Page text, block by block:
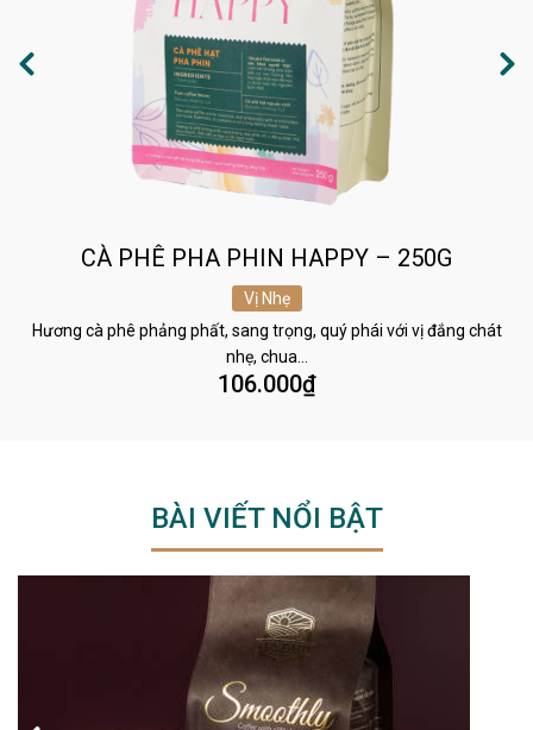
CÀ PHÊ PHA PHIN HAPPY – 250G
Vị Nhẹ
Hương cà phê phảng phất, sang trọng, quý phái với vị đắng chát
nhẹ, chua…
106.000₫
BÀI VIẾT NỔI BẬT